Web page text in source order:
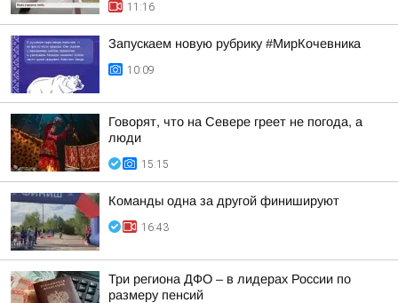
11:16
Запускаем новую рубрику #МирКочевника
10:09
Говорят, что на Севере греет не погода, а
люди
15:15
Команды одна за другой финишируют
16:43
Три региона ДФО – в лидерах России по
размеру пенсий